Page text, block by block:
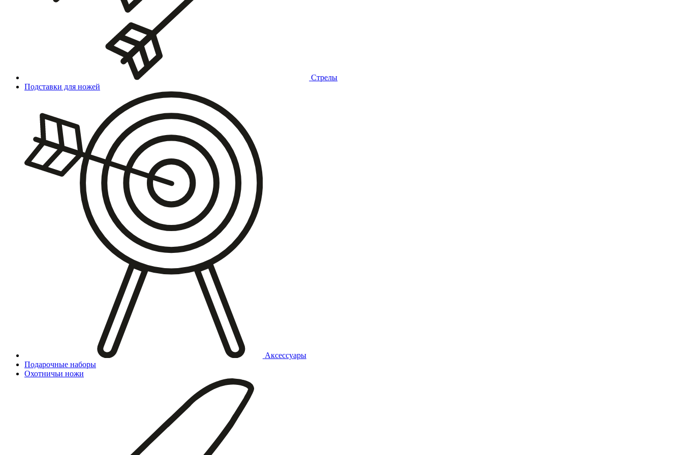
Стрелы
Подставки для ножей
Аксессуары
Подарочные наборы
Охотничьи ножи